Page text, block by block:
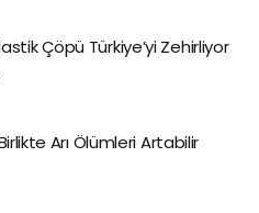
Çöpü Türkiye’yi Zehirliyor
Arı Ölümleri Artabilir